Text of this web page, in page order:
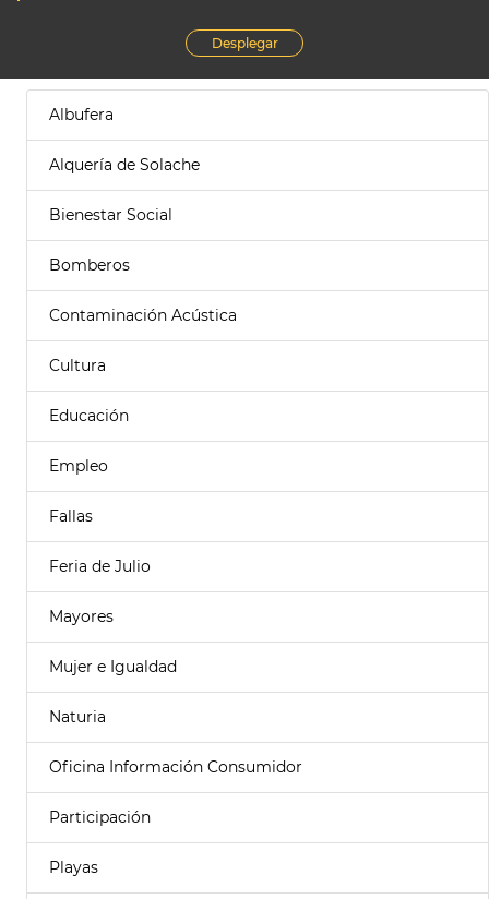
Desplegar
Albufera
Alquería de Solache
Bienestar Social
Bomberos
Contaminación Acústica
Cultura
Educación
Empleo
Fallas
Feria de Julio
Mayores
Mujer e Igualdad
Naturia
Oficina Información Consumidor
Participación
Playas